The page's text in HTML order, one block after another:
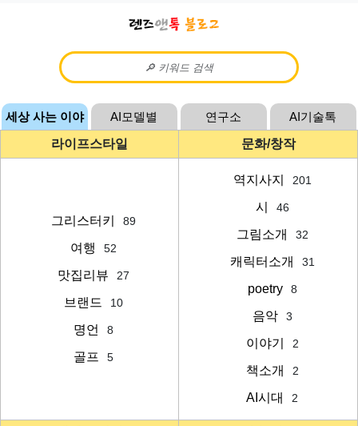
세상 사는 이야
AI모델별 연구소
AI기술톡
라이프스타일
문화/창작
그리스터키 89
여행 52
맛집리뷰 27
브랜드 10
명언 8
골프 5
역지사지 201
시 46
그림소개 32
캐릭터소개 31
poetry 8
음악 3
이야기 2
책소개 2
AI시대 2